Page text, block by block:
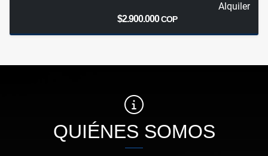
Alquiler
$2.900.000COP
QUIÉNES SOMOS